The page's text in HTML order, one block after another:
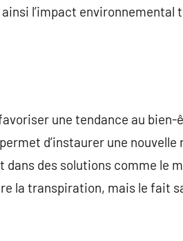
l’impact environnemental
une tendance au bien-
d’instaurer une nouvelle
des solutions comme le
la transpiration, mais le fait